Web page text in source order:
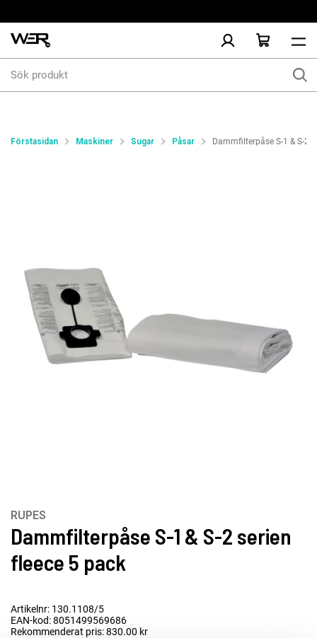
produkt
Förstasidan Maskiner Sugar Påsar Dammfilterpåse S-1 & S-2
RUPES
Dammfilterpåse S-1 & S-2 serien
fleece 5 pack
Artikelnr: 130.1108/5
EAN-kod: 8051499569686
Rekommenderat pris: 830.00 kr